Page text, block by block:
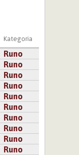
Kategoria
Runo
Runo
Runo
Runo
Runo
Runo
Runo
Runo
Runo
Runo